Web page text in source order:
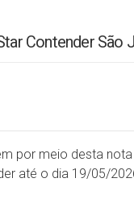
Contender São
por meio desta
até o dia 19/05/